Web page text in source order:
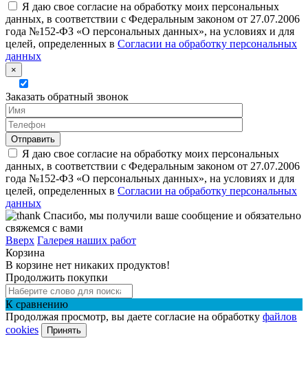
Я даю свое согласие на обработку моих персональных
данных, в соответствии с Федеральным законом от 27.07.2006
года №152-ФЗ «О персональных данных», на условиях и для
целей, определенных в Согласии на обработку персональных
данных
×
Заказать обратный звонок
Я даю свое согласие на обработку моих персональных
данных, в соответствии с Федеральным законом от 27.07.2006
года №152-ФЗ «О персональных данных», на условиях и для
целей, определенных в Согласии на обработку персональных
данных
Спасибо, мы получили ваше сообщение и обязательно
свяжемся с вами
Вверх Галерея наших работ
Корзина
В корзине нет никаких продуктов!
Продолжить покупки
К сравнению
Продолжая просмотр, вы даете согласие на обработку файлов
cookies
Принять